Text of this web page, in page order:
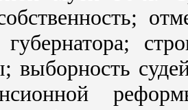
выборноcть